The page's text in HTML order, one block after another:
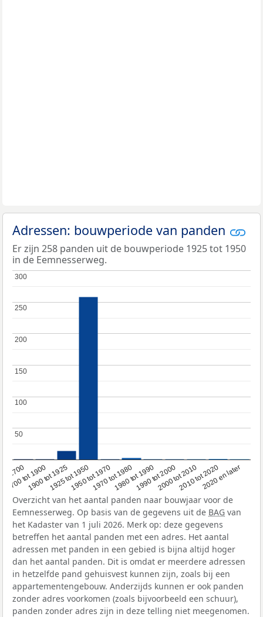
Adressen: bouwperiode van panden
Er zijn 258 panden uit de bouwperiode 1925 tot 1950
in de Eemnesserweg.
1700
1700 tot 1900
1900 tot 19251925 tot 19501950 tot 19701970 tot 19801980 tot 19901990 tot 20002000 tot 20102010 tot 20202020 en later
50
50
100
100
150
150
200
200
250
250
300
300
Overzicht van het aantal panden naar bouwjaar voor de
Eemnesserweg. Op basis van de gegevens uit de BAG van
het Kadaster van 1 juli 2026. Merk op: deze gegevens
betreffen het aantal panden met een adres. Het aantal
adressen met panden in een gebied is bijna altijd hoger
dan het aantal panden. Dit is omdat er meerdere adressen
in hetzelfde pand gehuisvest kunnen zijn, zoals bij een
appartementengebouw. Anderzijds kunnen er ook panden
zonder adres voorkomen (zoals bijvoorbeeld een schuur),
panden zonder adres zijn in deze telling niet meegenomen.